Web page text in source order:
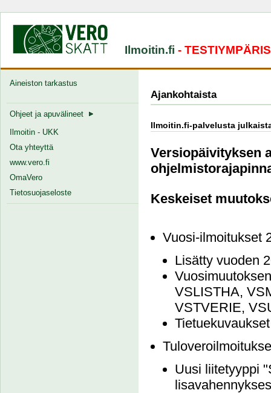
Ilmoitin.fi -
Aineiston tarkastus
Ohjeet ja apuvälineet
Ilmoitin - UKK
Ota yhteyttä
www.vero.fi
OmaVero
Tietosuojaseloste
Ajankohtaista
Ilmoitin.fi-palvelusta
Versiopäivityksen
Keskeiset
Vuosi-ilmoitukset
Lisätty vuoden
VSLISTHA,
VSTVERIE,
Uusi liitetyyppi